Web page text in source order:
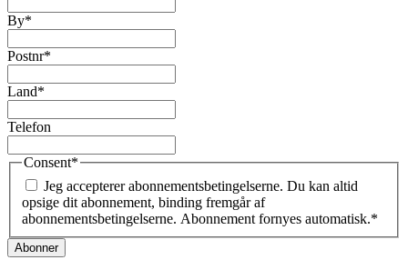
By*
Postnr*
Land*
Telefon
Consent*
Jeg accepterer abonnementsbetingelserne. Du kan altid
opsige dit abonnement, binding fremgår af
abonnementsbetingelserne. Abonnement fornyes automatisk.*